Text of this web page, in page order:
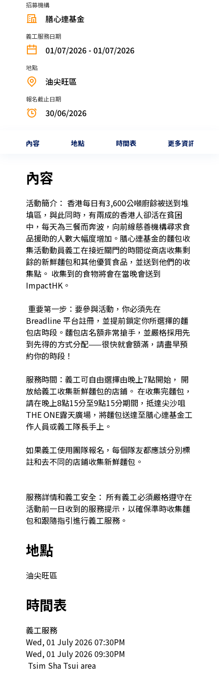
招募機構
膳心連基金
義工服務日期
01/07/2026 - 01/07/2026
地點
油尖旺區
報名截止日期
30/06/2026
內容 地點 時間表 更多資訊
內容
活動簡介： 香港每日有3,600公噸廚餘被送到堆
填區，與此同時，有兩成的香港人卻活在貧困
中，每天為三餐而奔波，向前線慈善機構尋求食
品援助的人數大幅度增加。膳心連基金的麵包收
集活動動員義工在接近關門的時間從商店收集剩
餘的新鮮麵包和其他優質食品，並送到他們的收
集點。 收集到的食物將會在當晚會送到
ImpactHK。
Breadline 平台註冊，並提前鎖定你所選擇的麵
包店時段。麵包店名額非常搶手，並嚴格採用先
到先得的方式分配——很快就會額滿，請盡早預
約你的時段！​
服務時間：義工可自由選擇由晚上7點開始， 開
放給義工收集新鮮麵包的店鋪。 在收集完麵包，
請在晚上8點15分至9點15分期間，抵達尖沙咀
THE ONE露天廣場，將麵包送達至膳心連基金工
作人員或義工隊長手上。
如果義工使用團隊報名，每個隊友都應該分別標
註和去不同的店鋪收集新鮮麵包。
服務詳情和義工安全： 所有義工必須嚴格遵守在
活動前一日收到的服務提示，以確保準時收集麵
包和跟隨指引進行義工服務。
地點
油尖旺區
時間表
義工服務
Wed, 01 July 2026 07:30PM
Wed, 01 July 2026 09:30PM
Tsim Sha Tsui area